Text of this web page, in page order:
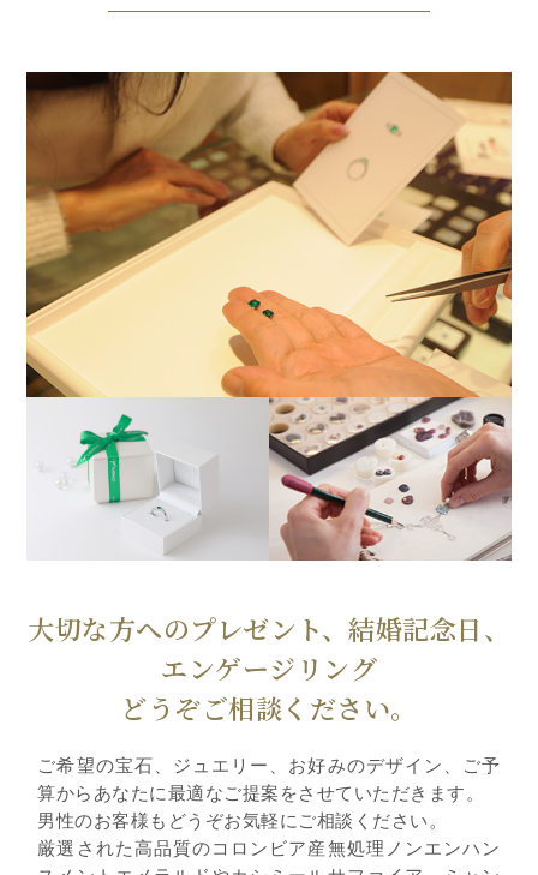
大切な方へのプレゼント、結婚記念日、
エンゲージリング
どうぞご相談ください。
ご希望の宝石、ジュエリー、お好みのデザイン、ご予
算からあなたに最適なご提案をさせていただきます。
男性のお客様もどうぞお気軽にご相談ください。
厳選された高品質のコロンビア産無処理ノンエンハン